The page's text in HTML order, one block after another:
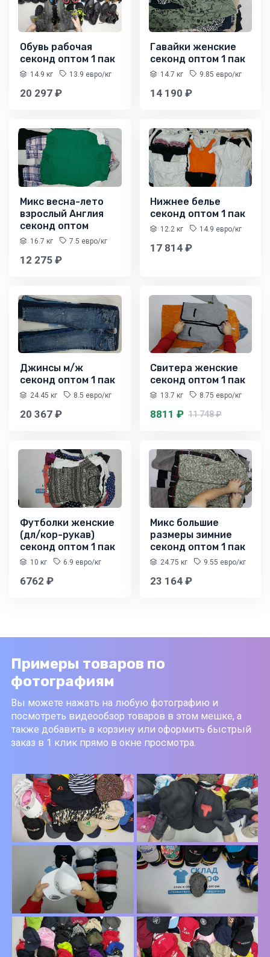
Обувь рабочая
секонд оптом 1 пак
14.9 кг 13.9 евро/кг
20 297 ₽
Гавайки женские
секонд оптом 1 пак
14.7 кг 9.85 евро/кг
14 190 ₽
Микс весна-лето
взрослый Англия
секонд оптом
16.7 кг 7.5 евро/кг
12 275 ₽
Нижнее белье
секонд оптом 1 пак
12.2 кг 14.9 евро/кг
17 814 ₽
Джинсы м/ж
секонд оптом 1 пак
24.45 кг 8.5 евро/кг
20 367 ₽
Свитера женские
секонд оптом 1 пак
13.7 кг 8.75 евро/кг
8811 ₽ 11 748 ₽
Футболки женские
(дл/кор-рукав)
секонд оптом 1 пак
10 кг 6.9 евро/кг
6762 ₽
Микс большие
размеры зимние
секонд оптом 1 пак
24.75 кг 9.55 евро/кг
23 164 ₽
Примеры товаров по
фотографиям
Вы можете нажать на любую фотографию и
посмотреть видеообзор товаров в этом мешке, а
также добавить в корзину или оформить быстрый
заказ в 1 клик прямо в окне просмотра.